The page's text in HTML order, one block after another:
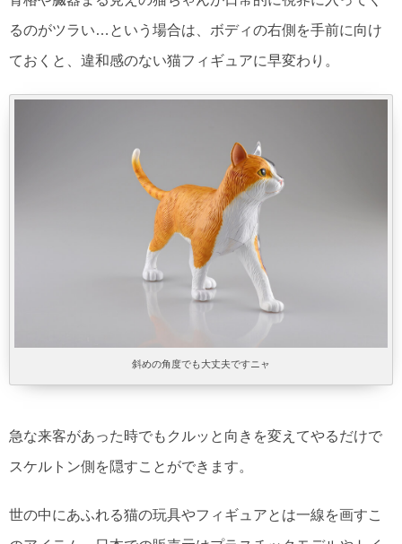
るのがツラい…という場合は、ボディの右側を手前に向け
ておくと、違和感のない猫フィギュアに早変わり。
斜めの角度でも大丈夫ですニャ
急な来客があった時でもクルッと向きを変えてやるだけで
スケルトン側を隠すことができます。
世の中にあふれる猫の玩具やフィギュアとは一線を画すこ